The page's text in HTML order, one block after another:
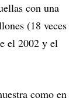
con una
(18 veces
el 2002 y el
como en